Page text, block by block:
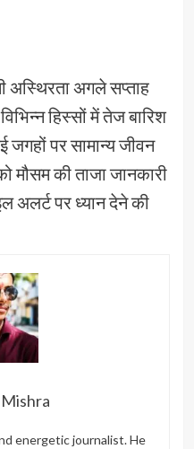
अस्थिरता अगले सप्ताह
हिस्सों में तेज बारिश
पर सामान्य जीवन
मौसम की ताजा जानकारी
अलर्ट पर ध्यान देने की
energetic journalist. He